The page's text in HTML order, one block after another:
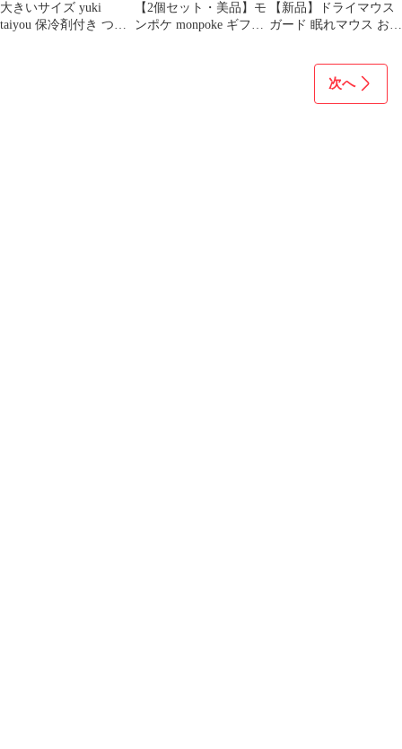
大きいサイズ yuki
taiyou 保冷剤付き つば
【2個セット・美品】モ
ンポケ monpoke ギフト
【新品】ドライマウス
ガード 眠れマウス お試
次へ